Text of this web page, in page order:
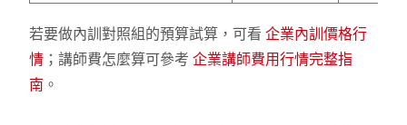
若要做內訓對照組的預算試算，可看企業內訓價格行
情 ；講師費怎麼算可參考企業講師費用行情完整指
南 。